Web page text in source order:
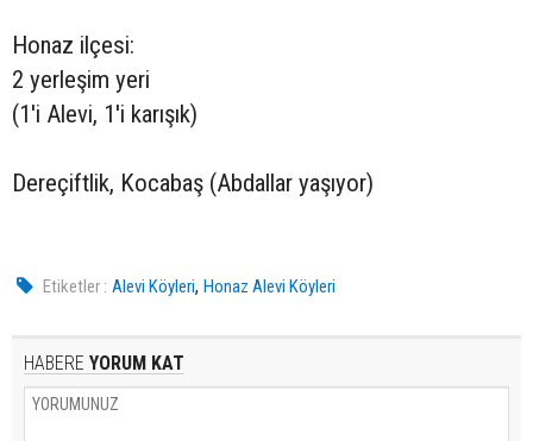
Honaz ilçesi:
2 yerleşim yeri
(1'i Alevi, 1'i karışık)
Dereçiftlik, Kocabaş (Abdallar yaşıyor)
Etiketler : Alevi Köyleri,Honaz Alevi Köyleri
HABERE YORUM KAT